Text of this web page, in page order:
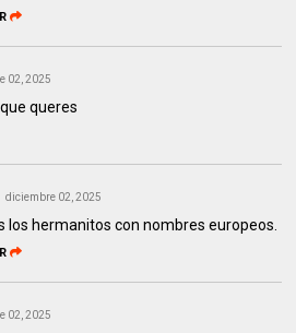
02, 2025
queres
diciembre 02, 2025
los hermanitos con nombres europeos.
02, 2025